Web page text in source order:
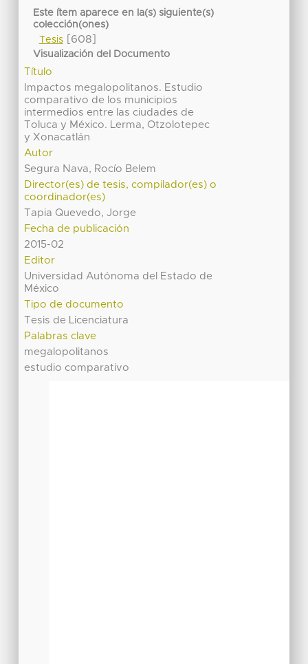
Este ítem aparece en la(s) siguiente(s)
colección(ones)
Tesis[608]
Visualización del Documento
Título
Impactos megalopolitanos. Estudio
comparativo de los municipios
intermedios entre las ciudades de
Toluca y México. Lerma, Otzolotepec
y Xonacatlán
Autor
Segura Nava, Rocío Belem
Director(es) de tesis, compilador(es) o
coordinador(es)
Tapia Quevedo, Jorge
Fecha de publicación
2015-02
Editor
Universidad Autónoma del Estado de
México
Tipo de documento
Tesis de Licenciatura
Palabras clave
megalopolitanos
estudio comparativo